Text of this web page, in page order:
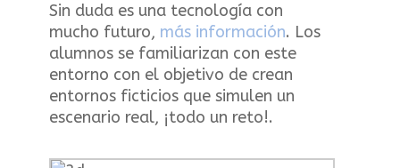
Sin duda es una tecnología con
mucho futuro, más información. Los
alumnos se familiarizan con este
entorno con el objetivo de crean
entornos ficticios que simulen un
escenario real, ¡todo un reto!.